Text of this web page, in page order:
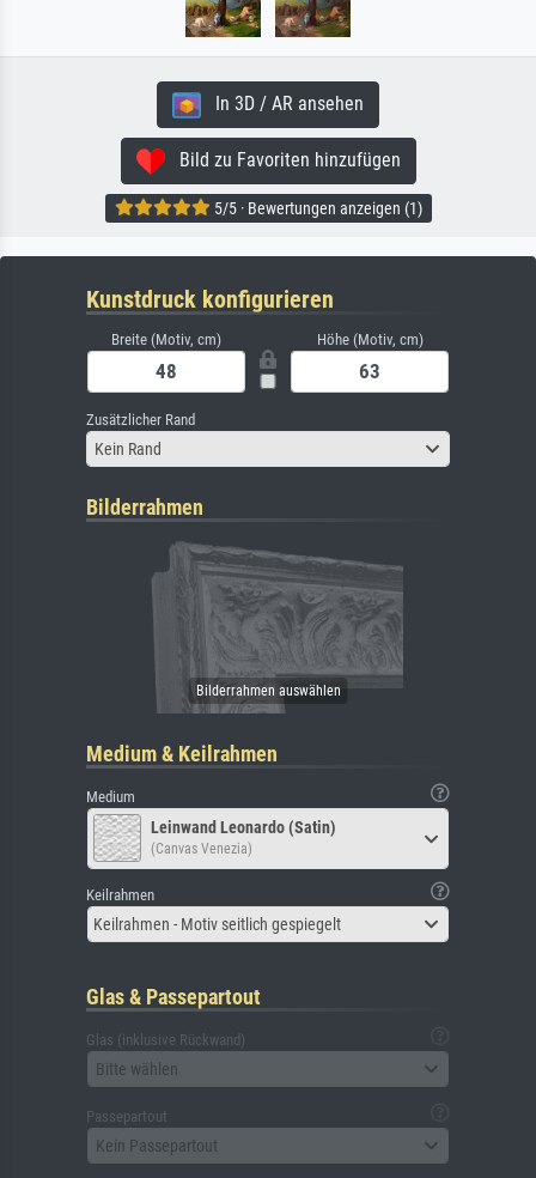
In 3D / AR ansehen
Bild zu Favoriten hinzufügen
5/5 · Bewertungen anzeigen (1)
Kunstdruck konfigurieren
Breite (Motiv, cm) Höhe (Motiv, cm)
Zusätzlicher Rand
Kein Rand
Bilderrahmen
Medium & Keilrahmen
Medium
Leinwand Leonardo (Satin)
(Canvas Venezia)
Keilrahmen
Keilrahmen - Motiv seitlich gespiegelt
Glas & Passepartout
Glas (inklusive Rückwand)
Bitte wählen
Passepartout
Kein Passepartout